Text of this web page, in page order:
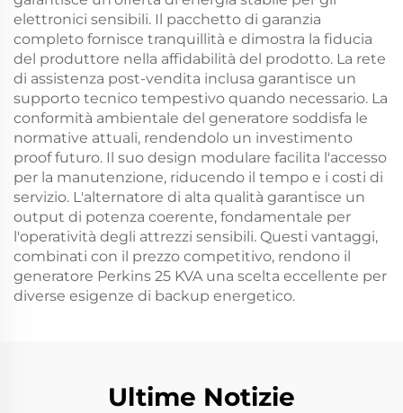
elettronici sensibili. Il pacchetto di garanzia
completo fornisce tranquillità e dimostra la fiducia
del produttore nella affidabilità del prodotto. La rete
di assistenza post-vendita inclusa garantisce un
supporto tecnico tempestivo quando necessario. La
conformità ambientale del generatore soddisfa le
normative attuali, rendendolo un investimento
proof futuro. Il suo design modulare facilita l'accesso
per la manutenzione, riducendo il tempo e i costi di
servizio. L'alternatore di alta qualità garantisce un
output di potenza coerente, fondamentale per
l'operatività degli attrezzi sensibili. Questi vantaggi,
combinati con il prezzo competitivo, rendono il
generatore Perkins 25 KVA una scelta eccellente per
diverse esigenze di backup energetico.
Ultime Notizie